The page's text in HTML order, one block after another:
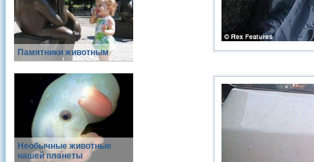
Памятники животным
Необычные животные
нашей планеты